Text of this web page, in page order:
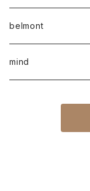
belmont
mind